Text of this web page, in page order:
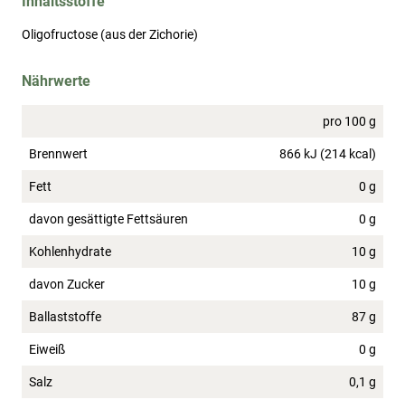
Oligofructose (aus der Zichorie)
Nährwerte
pro 100 g
Brennwert 866 kJ (214 kcal)
Fett 0 g
davon gesättigte Fettsäuren 0 g
Kohlenhydrate 10 g
davon Zucker 10 g
Ballaststoffe 87 g
Eiweiß 0 g
Salz 0,1 g